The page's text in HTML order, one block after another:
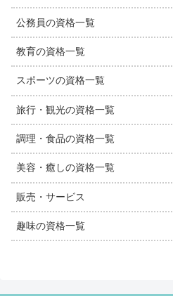
公務員の資格一覧
教育の資格一覧
スポーツの資格一覧
旅行・観光の資格一覧
調理・食品の資格一覧
美容・癒しの資格一覧
販売・サービス
趣味の資格一覧